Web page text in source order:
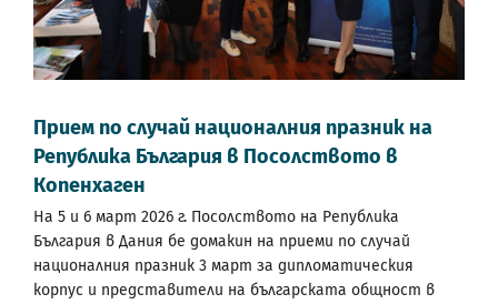
Прием по случай националния празник на
Република България в Посолството в
Копенхаген
На 5 и 6 март 2026 г. Посолството на Република
България в Дания бе домакин на приеми по случай
националния празник 3 март за дипломатическия
корпус и представители на българската общност в